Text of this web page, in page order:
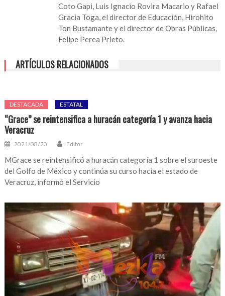
Tecnológico
Industrial
Servicios
251
Coto Gapi, Luis Ignacio Rovira Macario y Rafael
Gracia Toga, el director de Educación, Hirohito
Ton Bustamante y el director de Obras Públicas,
Felipe Perea Prieto.
ARTÍCULOS RELACIONADOS
DESTACADA ESTATAL
“Grace” se reintensifica a huracán categoría 1 y avanza hacia
Veracruz
2021/08/20 Editor
MGrace se reintensificó a huracán categoría 1 sobre el suroeste
del Golfo de México y continúa su curso hacia el estado de
Veracruz, informó el Servicio